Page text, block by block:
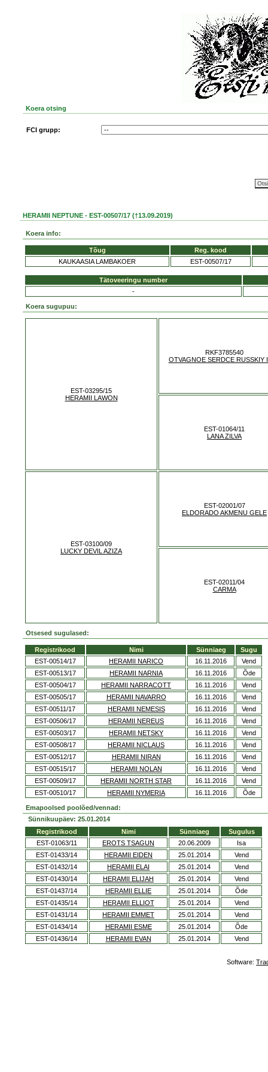
Koera otsing
FCI grupp:
HERAMII NEPTUNE - EST-00507/17 (†13.09.2019)
Koera info:
Tõug
Reg. kood
KAUKAASIA LAMBAKOER
EST-00507/17
Tätoveeringu number
-
Koera sugupuu:
EST-03295/15
HERAMII LAWON
RKF3785540
OTVAGNOE SERDCE RUSSKIY
EST-01064/11
LANA ZILVA
EST-03100/09
LUCKY DEVIL AZIZA
EST-02001/07
ELDORADO AKMENU GELE
EST-02011/04
CARMA
Otsesed sugulased:
Registrikood Nimi Sünniaeg
Sugu
EST-00514/17
HERAMII NARICO 16.11.2016
Vend
EST-00513/17
HERAMII NARNIA 16.11.2016
Õde
EST-00504/17
HERAMII NARRACOTT 16.11.2016
Vend
EST-00505/17
HERAMII NAVARRO 16.11.2016
Vend
EST-00511/17
HERAMII NEMESIS 16.11.2016
Vend
EST-00506/17
HERAMII NEREUS 16.11.2016
Vend
EST-00503/17
HERAMII NETSKY 16.11.2016
Vend
EST-00508/17
HERAMII NICLAUS 16.11.2016
Vend
EST-00512/17
HERAMII NIRAN 16.11.2016
Vend
EST-00515/17
HERAMII NOLAN 16.11.2016
Vend
EST-00509/17
HERAMII NORTH STAR 16.11.2016
Vend
EST-00510/17
HERAMII NYMERIA 16.11.2016 Õde
Emapoolsed poolõed/vennad:
Sünnikuupäev: 25.01.2014
Registrikood
Nimi Sünniaeg
Sugulus
EST-01063/11
EROTS TSAGUN 20.06.2009
Isa
EST-01433/14
HERAMII EIDEN 25.01.2014
Vend
EST-01432/14
HERAMII ELAI 25.01.2014
Vend
EST-01430/14
HERAMII ELIJAH 25.01.2014
Vend
EST-01437/14
HERAMII ELLIE 25.01.2014
Õde
EST-01435/14
HERAMII ELLIOT 25.01.2014
Vend
EST-01431/14
HERAMII EMMET 25.01.2014
Vend
EST-01434/14
HERAMII ESME 25.01.2014
Õde
EST-01436/14
HERAMII EVAN 25.01.2014 Vend
Software: